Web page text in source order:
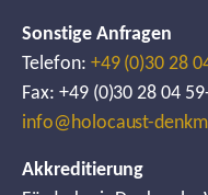
Sonstige Anfragen
Telefon: +49 (0)30 28
Fax: +49 (0)30 28 04
info@holocaust-
Akkreditierung